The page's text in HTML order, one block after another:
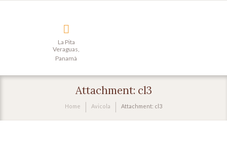
La Pita
Veraguas,
Panamà
Attachment: cl3
Home Avicola Attachment: cl3